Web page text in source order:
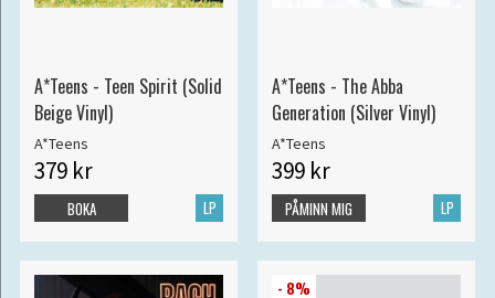
A*Teens - Teen Spirit (Solid
Beige Vinyl)
A*Teens
379 kr
LP
BOKA
A*Teens - The Abba
Generation (Silver Vinyl)
A*Teens
399 kr
LP
PÅMINN MIG
- 8%